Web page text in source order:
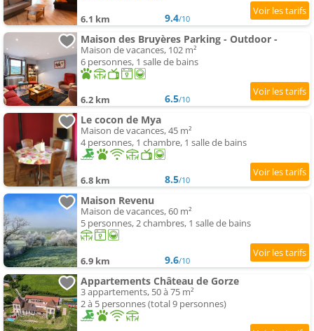
6.1 km 9.4/10
Maison des Bruyères Parking - Outdoor -
Maison de vacances, 102 m²
6 personnes, 1 salle de bains
6.2 km 6.5/10
Le cocon de Mya
Maison de vacances, 45 m²
4 personnes, 1 chambre, 1 salle de bains
6.8 km 8.5/10
Maison Revenu
Maison de vacances, 60 m²
5 personnes, 2 chambres, 1 salle de bains
6.9 km 9.6/10
Appartements Château de Gorze
3 appartements, 50 à 75 m²
2 à 5 personnes (total 9 personnes)